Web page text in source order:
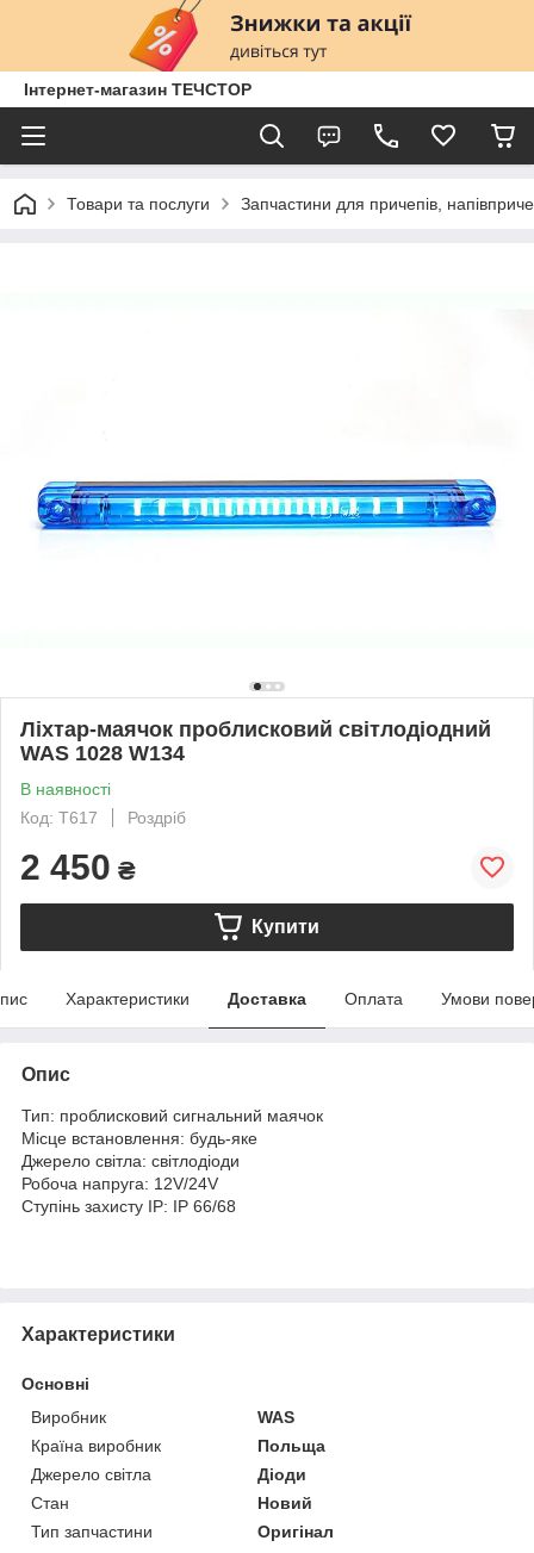
Інтернет-магазин ТЕЧСТОР
Товари та послуги Запчастини для причепів,
Ліхтар-маячок проблисковий світлодіодний
WAS 1028 W134
В наявності
Код: T617
Роздріб
2 450 ₴
Купити
Характеристики Доставка Оплата Умови
Опис
Тип: проблисковий сигнальний маячок
Місце встановлення: будь-яке
Джерело світла: світлодіоди
Робоча напруга: 12V/24V
Ступінь захисту IP: IP 66/68
Характеристики
Основні
Виробник
WAS
Країна виробник
Польща
Джерело світла
Діоди
Стан
Новий
Тип запчастини
Оригінал